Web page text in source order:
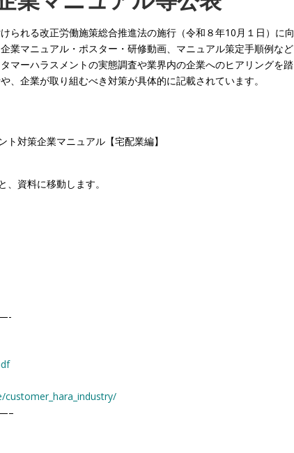
られる改正労働施策総合推進法の施行（令和８年10月１日）に向
業マニュアル・ポスター・研修動画、マニュアル策定手順例など
マーハラスメントの実態調査や業界内の企業へのヒアリングを踏
企業が取り組むべき対策が具体的に記載されています。
ト対策企業マニュアル【宅配業編】
、資料に移動します。